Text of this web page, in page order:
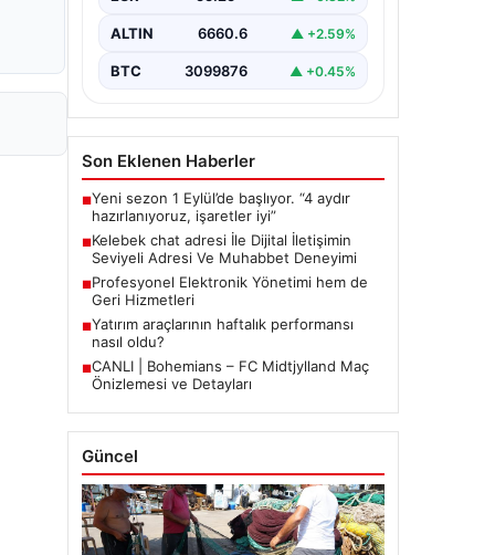
bir biçimde bağlantı kurması ciddi bir
çeşitli…
ALTIN 6660.6 ▲ +2.59%
BTC 3099876 ▲ +0.45%
Son Eklenen Haberler
■Yeni sezon 1 Eylül’de başlıyor. “4 aydır
hazırlanıyoruz, işaretler iyi”
■Kelebek chat adresi İle Dijital İletişimin
Seviyeli Adresi Ve Muhabbet Deneyimi
■Profesyonel Elektronik Yönetimi hem de
Geri Hizmetleri
■Yatırım araçlarının haftalık performansı
nasıl oldu?
■CANLI | Bohemians – FC Midtjylland Maç
Önizlemesi ve Detayları
Güncel